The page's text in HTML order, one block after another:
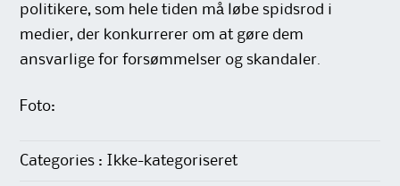
politikere, som hele tiden må løbe spidsrod i
medier, der konkurrerer om at gøre dem
ansvarlige for forsømmelser og skandaler.
Foto:
Categories : Ikke-kategoriseret